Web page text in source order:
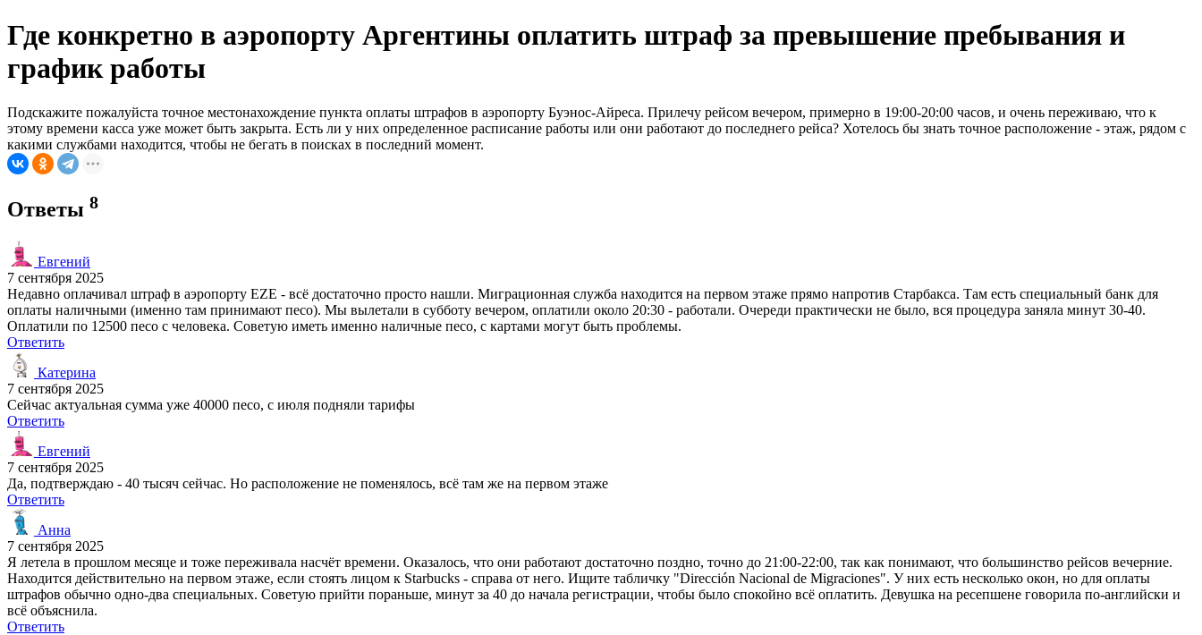
Где конкретно в аэропорту Аргентины оплатить штраф за превышение пребывания и
график работы
Подскажите пожалуйста точное местонахождение пункта оплаты штрафов в аэропорту Буэнос-Айреса. Прилечу рейсом вечером, примерно в 19:00-20:00 часов, и очень переживаю, что к
этому времени касса уже может быть закрыта. Есть ли у них определенное расписание работы или они работают до последнего рейса? Хотелось бы знать точное расположение - этаж, рядом с
какими службами находится, чтобы не бегать в поисках в последний момент.
Ответы 8
Евгений
7 сентября 2025
Недавно оплачивал штраф в аэропорту EZE - всё достаточно просто нашли. Миграционная служба находится на первом этаже прямо напротив Старбакса. Там есть специальный банк для
оплаты наличными (именно там принимают песо). Мы вылетали в субботу вечером, оплатили около 20:30 - работали. Очереди практически не было, вся процедура заняла минут 30-40.
Оплатили по 12500 песо с человека. Советую иметь именно наличные песо, с картами могут быть проблемы.
Ответить
Катерина
7 сентября 2025
Сейчас актуальная сумма уже 40000 песо, с июля подняли тарифы
Ответить
Евгений
7 сентября 2025
Да, подтверждаю - 40 тысяч сейчас. Но расположение не поменялось, всё там же на первом этаже
Ответить
Анна
7 сентября 2025
Я летела в прошлом месяце и тоже переживала насчёт времени. Оказалось, что они работают достаточно поздно, точно до 21:00-22:00, так как понимают, что большинство рейсов вечерние.
Находится действительно на первом этаже, если стоять лицом к Starbucks - справа от него. Ищите табличку "Dirección Nacional de Migraciones". У них есть несколько окон, но для оплаты
штрафов обычно одно-два специальных. Советую прийти пораньше, минут за 40 до начала регистрации, чтобы было спокойно всё оплатить. Девушка на ресепшене говорила по-английски и
всё объяснила.
Ответить